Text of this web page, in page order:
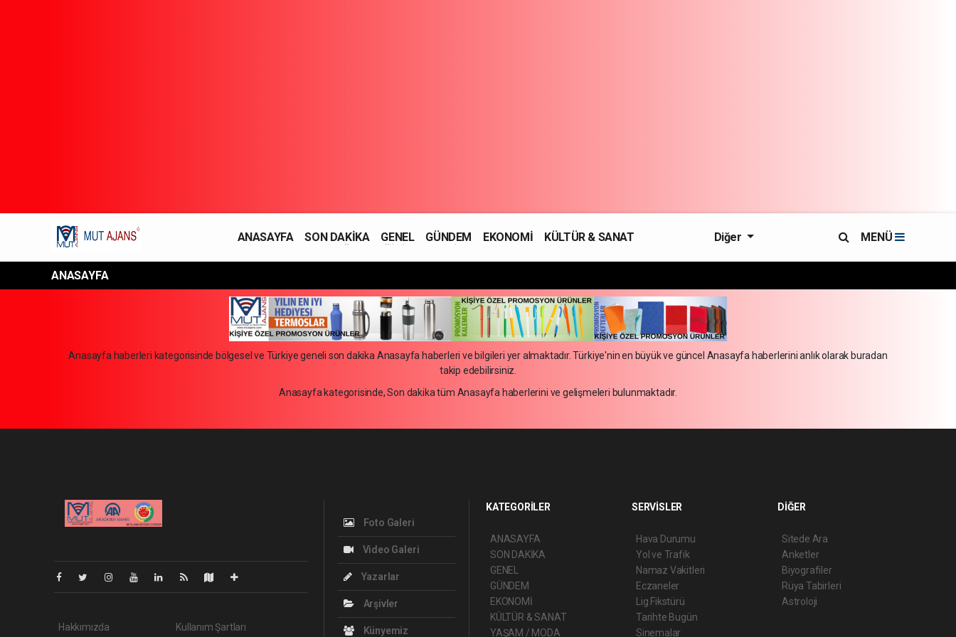
ANASAYFA SON DAKİKA GENEL GÜNDEM EKONOMİ
KÜLTÜR & SANAT
Diğer MENÜ
ANASAYFA
Anasayfa haberleri kategorisinde bölgesel ve Türkiye geneli son dakika Anasayfa haberleri ve bilgileri yer almaktadır. Türkiye'nin en büyük ve güncel Anasayfa haberlerini anlık olarak buradan
takip edebilirsiniz.
Anasayfa kategorisinde, Son dakika tüm Anasayfa haberlerini ve gelişmeleri bulunmaktadır.
Hakkımızda Kullanım Şartları
Foto Galeri
Video Galeri
Yazarlar
Arşivler
Künyemiz
KATEGORİLER
ANASAYFA
SON DAKİKA
GENEL
GÜNDEM
EKONOMİ
KÜLTÜR & SANAT
YAŞAM / MODA
SERVİSLER
Hava Durumu
Yol ve Trafik
Namaz Vakitleri
Eczaneler
Lig Fikstürü
Tarihte Bugün
Sinemalar
DİĞER
Sitede Ara
Anketler
Biyografiler
Rüya Tabirleri
Astroloji